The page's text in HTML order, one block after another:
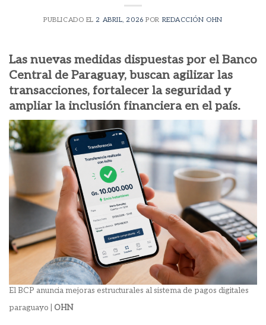
PUBLICADO EL 2 ABRIL, 2026 POR REDACCIÓN OHN
Las nuevas medidas dispuestas por el Banco
Central de Paraguay, buscan agilizar las
transacciones, fortalecer la seguridad y
ampliar la inclusión financiera en el país.
El BCP anuncia mejoras estructurales al sistema de pagos digitales
paraguayo | OHN